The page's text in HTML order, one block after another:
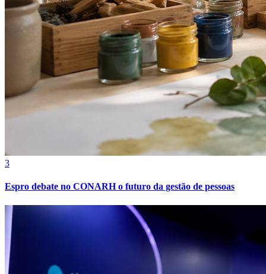
Botafogo
3
Espro debate no CONARH o futuro da gestão de pessoas